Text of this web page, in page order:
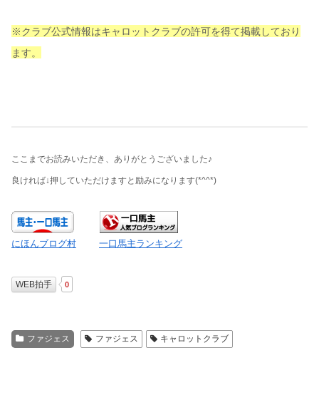
※クラブ公式情報はキャロットクラブの許可を得て掲載しており
ます。
ここまでお読みいただき、ありがとうございました♪
良ければ↓押していただけますと励みになります(*^^*)
にほんブログ村 一口馬主ランキング
WEB拍手 0
ファジェス ファジェス キャロットクラブ